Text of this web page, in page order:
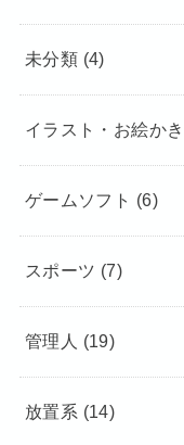
未分類 (4)
イラスト・お絵かき
ゲームソフト (6)
スポーツ (7)
管理人 (19)
放置系 (14)